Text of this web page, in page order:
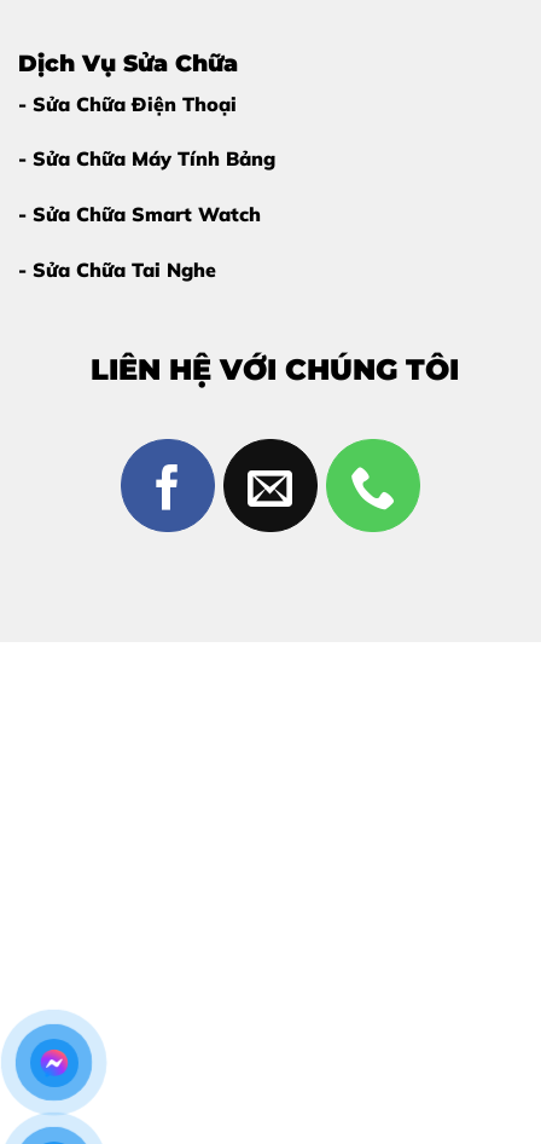
Dịch Vụ Sửa Chữa
- Sửa Chữa Điện Thoại
- Sửa Chữa Máy Tính Bảng
- Sửa Chữa Smart Watch
- Sửa Chữa Tai Nghe
LIÊN HỆ VỚI CHÚNG TÔI